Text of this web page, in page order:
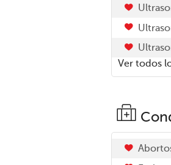
Ver todos